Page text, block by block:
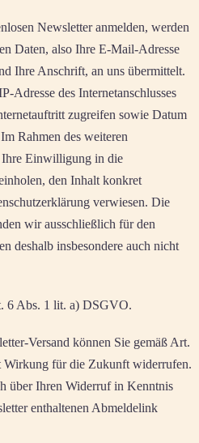
Newsletter anmelden, werden
Daten, also Ihre E-Mail-Adresse
Ihre Anschrift, an uns übermittelt.
Adresse des Internetanschlusses
zugreifen sowie Datum
Rahmen des weiteren
Einwilligung in die
den Inhalt konkret
verwiesen. Die
wir ausschließlich für den
deshalb insbesondere auch nicht
6 Abs. 1 lit. a) DSGVO.
Versand können Sie gemäß Art.
für die Zukunft widerrufen.
über Ihren Widerruf in Kenntnis
enthaltenen Abmeldelink